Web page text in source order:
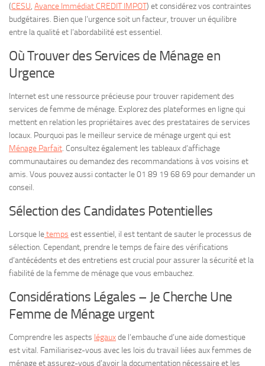
(CESU, Avance Immédiat CREDIT IMPOT) et considérez vos contraintes
budgétaires. Bien que l’urgence soit un facteur, trouver un équilibre
entre la qualité et l’abordabilité est essentiel.
Où Trouver des Services de Ménage en
Urgence
Internet est une ressource précieuse pour trouver rapidement des
services de femme de ménage. Explorez des plateformes en ligne qui
mettent en relation les propriétaires avec des prestataires de services
locaux. Pourquoi pas le meilleur service de ménage urgent qui est
Ménage Parfait. Consultez également les tableaux d’affichage
communautaires ou demandez des recommandations à vos voisins et
amis. Vous pouvez aussi contacter le 01 89 19 68 69 pour demander un
conseil.
Sélection des Candidates Potentielles
Lorsque letemps est essentiel, il est tentant de sauter le processus de
sélection. Cependant, prendre le temps de faire des vérifications
d’antécédents et des entretiens est crucial pour assurer la sécurité et la
fiabilité de la femme de ménage que vous embauchez.
Considérations Légales – Je Cherche Une
Femme de Ménage urgent
Comprendre les aspects légauxde l’embauche d’une aide domestique
est vital. Familiarisez-vous avec les lois du travail liées aux femmes de
ménage et assurez-vous d’avoir la documentation nécessaire et les